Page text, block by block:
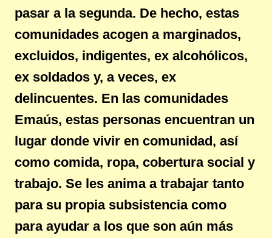
pasar a la segunda. De hecho, estas
comunidades acogen a marginados,
excluidos, indigentes, ex alcohólicos,
ex soldados y, a veces, ex
delincuentes. En las comunidades
Emaús, estas personas encuentran un
lugar donde vivir en comunidad, así
como comida, ropa, cobertura social y
trabajo. Se les anima a trabajar tanto
para su propia subsistencia como
para ayudar a los que son aún más